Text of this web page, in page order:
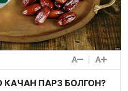
ПАРЗ БОЛГОН?